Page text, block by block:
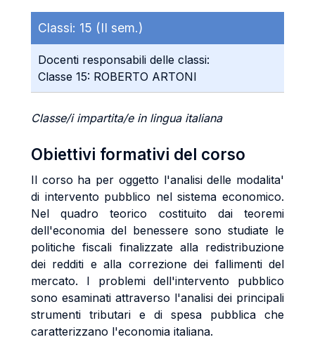
Classi: 15 (II sem.)
Docenti responsabili delle classi:
Classe 15: ROBERTO ARTONI
Classe/i impartita/e in lingua italiana
Obiettivi formativi del corso
Il corso ha per oggetto l'analisi delle modalita'
di intervento pubblico nel sistema economico.
Nel quadro teorico costituito dai teoremi
dell'economia del benessere sono studiate le
politiche fiscali finalizzate alla redistribuzione
dei redditi e alla correzione dei fallimenti del
mercato. I problemi dell'intervento pubblico
sono esaminati attraverso l'analisi dei principali
strumenti tributari e di spesa pubblica che
caratterizzano l'economia italiana.